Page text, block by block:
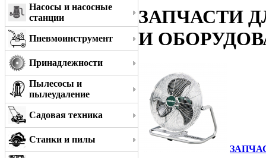
Насосы и насосные
станции
Пневмоинструмент
Принадлежности
Пылесосы и
пылеудаление
Садовая техника
Станки и пилы
ЗАПЧАСТИ
И